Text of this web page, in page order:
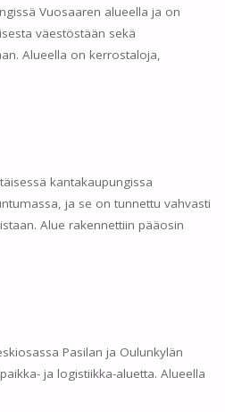
Vuosaaren alueella ja on
väestöstään sekä
Alueella on kerrostaloja,
kantakaupungissa
ja se on tunnettu vahvasti
Alue rakennettiin pääosin
Pasilan ja Oulunkylän
ja logistiikka-aluetta. Alueella